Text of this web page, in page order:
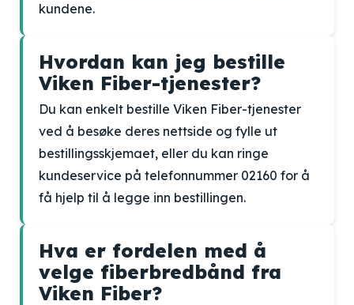
kundene.
Hvordan kan jeg bestille
Viken Fiber-tjenester?
Du kan enkelt bestille Viken Fiber-tjenester
ved å besøke deres nettside og fylle ut
bestillingsskjemaet, eller du kan ringe
kundeservice på telefonnummer 02160 for å
få hjelp til å legge inn bestillingen.
Hva er fordelen med å
velge fiberbredbånd fra
Viken Fiber?